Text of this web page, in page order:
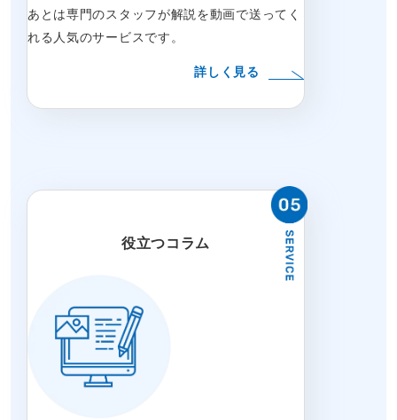
あとは専門のスタッフが解説を動画で送ってく
れる人気のサービスです。
詳しく見る
役立つコラム